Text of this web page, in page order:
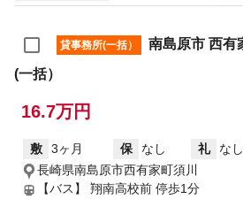
貸事務所(一括）
南島原市 西有
(一括）
16.7万円
敷 3ヶ月 保 なし 礼
なし
長崎県南島原市西有家町須川
【バス】 翔南高校前 停歩1分